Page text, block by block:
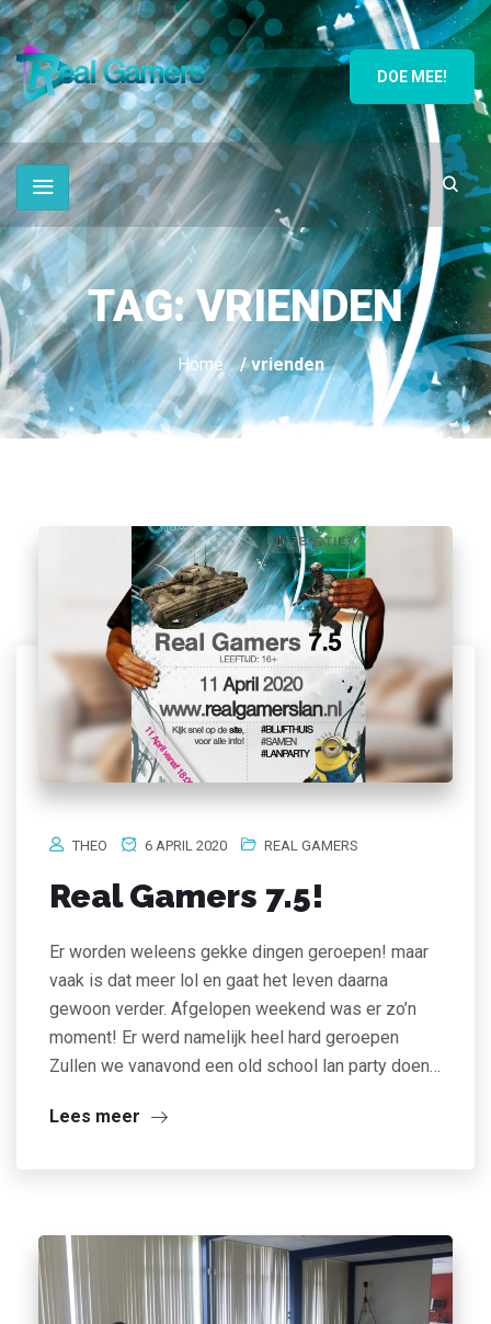
DOE MEE!
TAG:VRIENDEN
Home / vrienden
THEO 6 APRIL 2020 REAL GAMERS
Real Gamers 7.5!
Er worden weleens gekke dingen geroepen! maar
vaak is dat meer lol en gaat het leven daarna
gewoon verder. Afgelopen weekend was er zo’n
moment! Er werd namelijk heel hard geroepen
Zullen we vanavond een old school lan party doen…
Lees meer